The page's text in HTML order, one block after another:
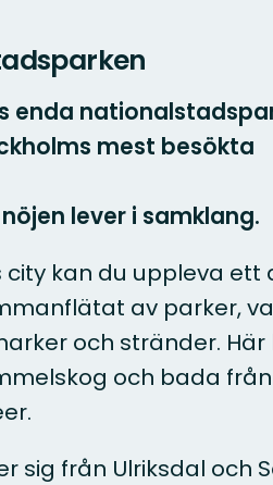
enda
mest besökta
lever i samklang.
kan du uppleva ett
av parker,
och stränder. Här
och bada
sig från Ulriksdal och